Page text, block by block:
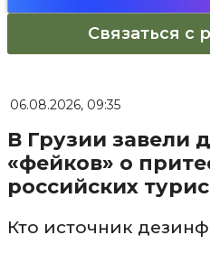
Связаться с
06.08.2026, 09:35
В Грузии завели
«фейков» о
российских
Кто источник